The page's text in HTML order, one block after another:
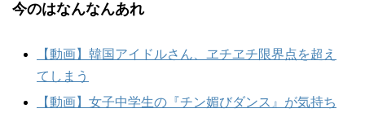
今のはなんなんあれ
【動画】韓国アイドルさん、ヱチヱチ限界点を超え
てしまう
【動画】女子中学生の『チン媚びダンス』が気持ち